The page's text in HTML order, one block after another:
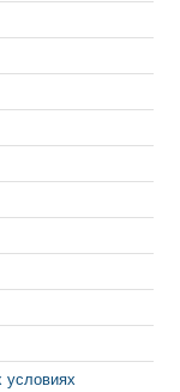
условиях